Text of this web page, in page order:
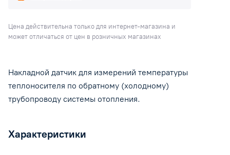
Цена действительна только для интернет-магазина и
может отличаться от цен в розничных магазинах
Накладной датчик для измерений температуры
теплоносителя по обратному (холодному)
трубопроводу системы отопления.
Характеристики